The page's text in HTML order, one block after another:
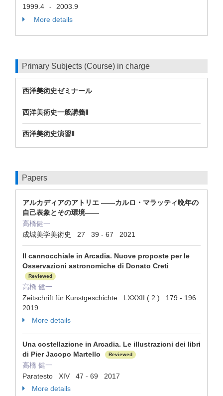
1999.4
-
2003.9
More details
Primary Subjects (Course) in charge
西洋美術史ゼミナール
西洋美術史一般講義Ⅱ
西洋美術史演習Ⅱ
Papers
アルカディアのアトリエ ――カルロ・マラッティ晩年の
自己表象とその環境――
高橋健一
成城美学美術史 27 39 - 67 2021
Il cannocchiale in Arcadia. Nuove proposte per le
Osservazioni astronomiche di Donato Creti
Reviewed
高橋 健一
Zeitschrift für Kunstgeschichte LXXXII ( 2 ) 179 - 196
2019
More details
Una costellazione in Arcadia. Le illustrazioni dei libri
di Pier Jacopo Martello
Reviewed
高橋 健一
Paratesto XIV 47 - 69 2017
More details